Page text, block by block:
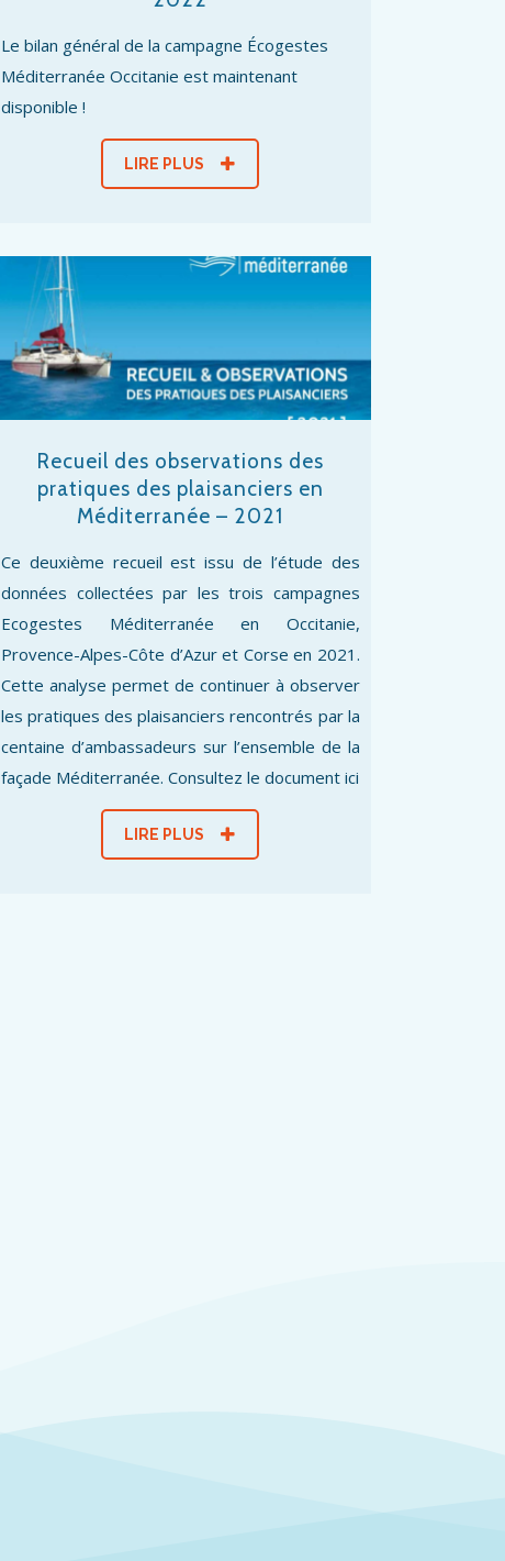
Le bilan général de la campagne Écogestes
Méditerranée Occitanie est maintenant
disponible !
LIRE PLUS
Recueil des observations des
pratiques des plaisanciers en
Méditerranée – 2021
Ce deuxième recueil est issu de l’étude des
données collectées par les trois campagnes
Ecogestes Méditerranée en Occitanie,
Provence-Alpes-Côte d’Azur et Corse en 2021.
Cette analyse permet de continuer à observer
les pratiques des plaisanciers rencontrés par la
centaine d’ambassadeurs sur l’ensemble de la
façade Méditerranée. Consultez le document ici
LIRE PLUS